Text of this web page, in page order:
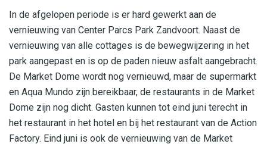
In de afgelopen periode is er hard gewerkt aan de
vernieuwing van Center Parcs Park Zandvoort. Naast de
vernieuwing van alle cottages is de bewegwijzering in het
park aangepast en is op de paden nieuw asfalt aangebracht.
De Market Dome wordt nog vernieuwd, maar de supermarkt
en Aqua Mundo zijn bereikbaar, de restaurants in de Market
Dome zijn nog dicht. Gasten kunnen tot eind juni terecht in
het restaurant in het hotel en bij het restaurant van de Action
Factory. Eind juni is ook de vernieuwing van de Market